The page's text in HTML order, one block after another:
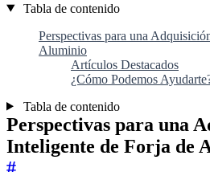
Tabla de contenido
Perspectivas para una
Aluminio
Artículos Destacados
¿Cómo Podemos
Tabla de contenido
Perspectivas para una
Inteligente de Forja de
#